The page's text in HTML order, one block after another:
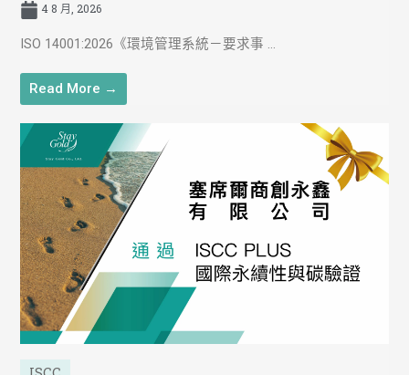
4 8 月, 2026
ISO 14001:2026《環境管理系統－要求事 ...
Read More →